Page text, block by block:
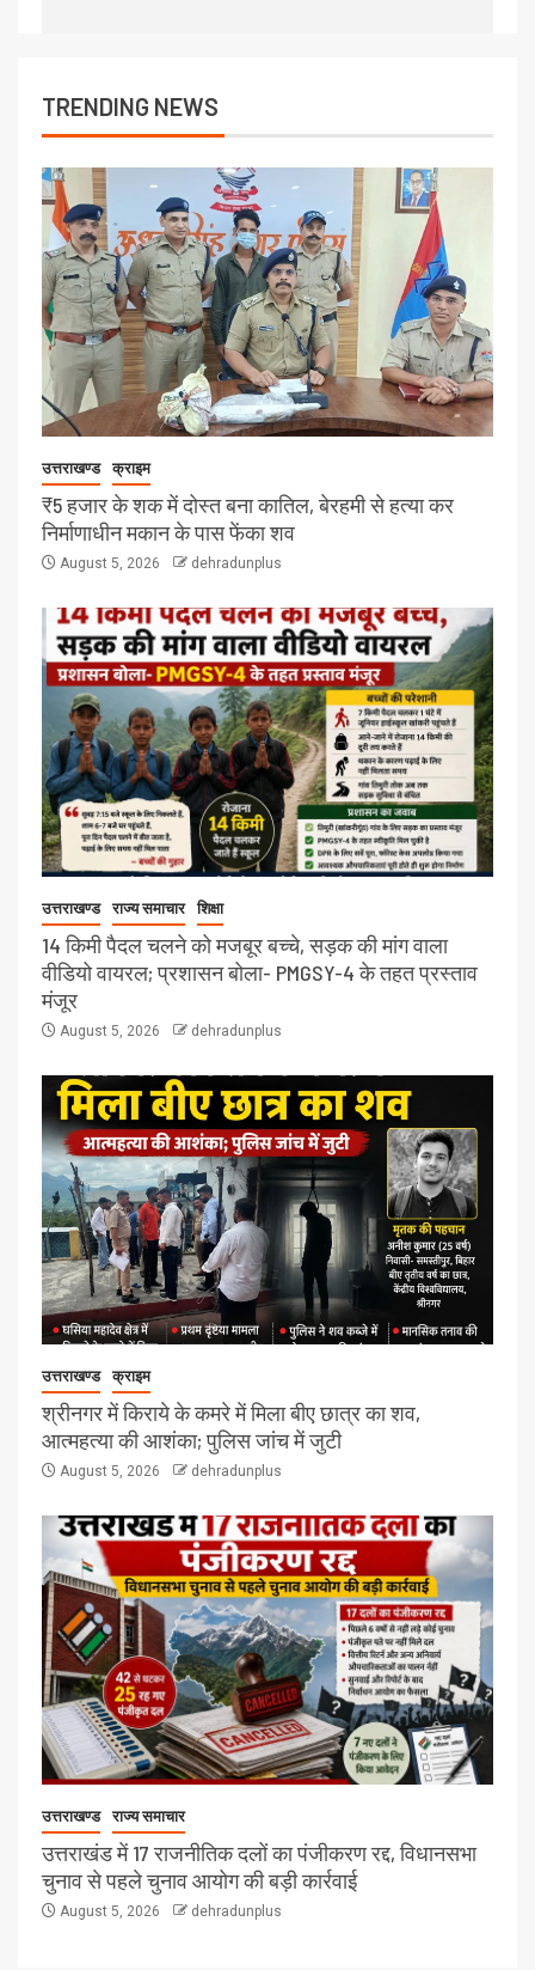
TRENDING NEWS
उत्तराखण्ड क्राइम
₹5 हजार के शक में दोस्त बना कातिल, बेरहमी से हत्या कर
निर्माणाधीन मकान के पास फेंका शव
August 5, 2026 dehradunplus
उत्तराखण्ड राज्य समाचार शिक्षा
14 किमी पैदल चलने को मजबूर बच्चे, सड़क की मांग वाला
वीडियो वायरल; प्रशासन बोला- PMGSY-4 के तहत प्रस्ताव
मंजूर
August 5, 2026 dehradunplus
उत्तराखण्ड क्राइम
श्रीनगर में किराये के कमरे में मिला बीए छात्र का शव,
आत्महत्या की आशंका; पुलिस जांच में जुटी
August 5, 2026 dehradunplus
उत्तराखण्ड राज्य समाचार
उत्तराखंड में 17 राजनीतिक दलों का पंजीकरण रद्द, विधानसभा
चुनाव से पहले चुनाव आयोग की बड़ी कार्रवाई
August 5, 2026 dehradunplus